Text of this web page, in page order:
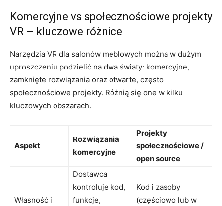
Komercyjne vs społecznościowe projekty
VR – kluczowe różnice
Narzędzia VR dla salonów meblowych można w dużym
uproszczeniu podzielić na dwa światy: komercyjne,
zamknięte rozwiązania oraz otwarte, często
społecznościowe projekty. Różnią się one w kilku
kluczowych obszarach.
Aspekt
Rozwiązania
komercyjne
Projekty
społecznościowe /
open source
Własność i
Dostawca
kontroluje kod,
funkcje,
Kod i zasoby
(częściowo lub w